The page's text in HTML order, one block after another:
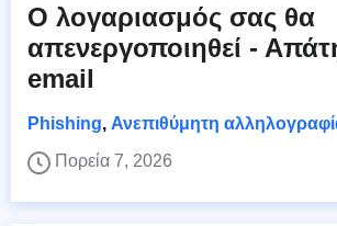
Ο λογαριασμός σας θα
απενεργοποιηθεί -
email
Phishing, Ανεπιθύμητη
Πορεία 7, 2026